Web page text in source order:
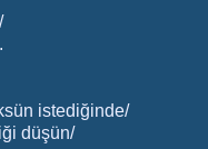
istediğinde/
düşün/